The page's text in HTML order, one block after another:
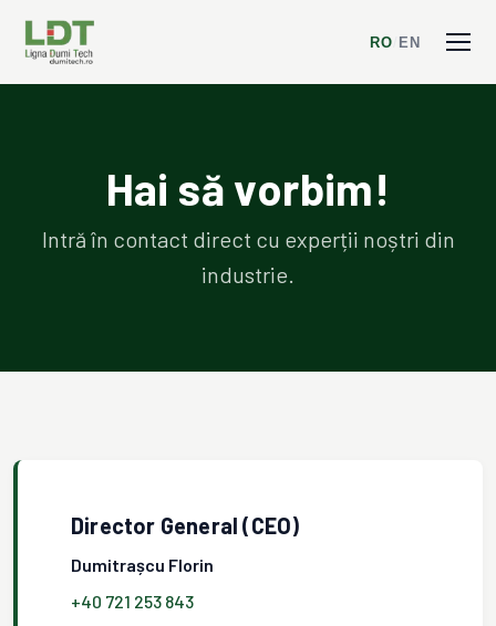
RO EN
Hai să vorbim!
Intră în contact direct cu experții noștri din
industrie.
Director General (CEO)
Dumitrașcu Florin
+40 721 253 843